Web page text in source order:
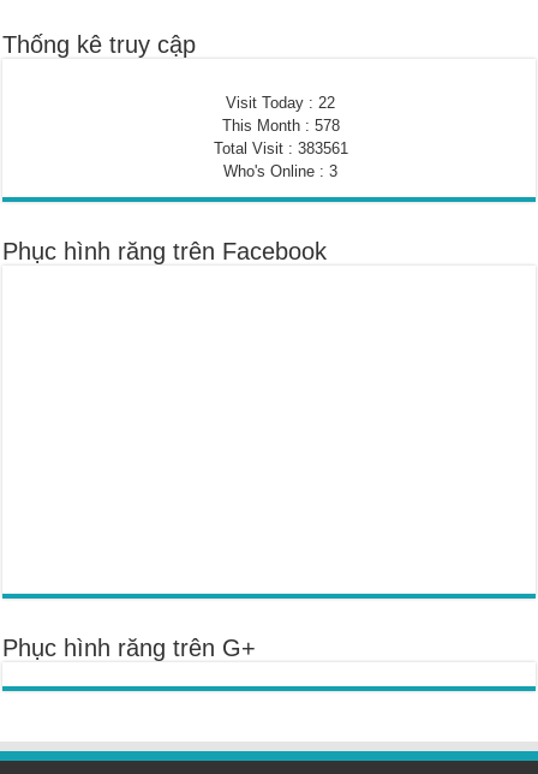
Thống kê truy cập
Visit Today : 22
This Month : 578
Total Visit : 383561
Who's Online : 3
Phục hình răng trên Facebook
Phục hình răng trên G+